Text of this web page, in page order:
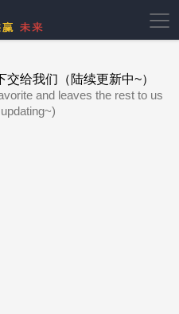
给我们（陆续更新中~）
and leaves the rest to us